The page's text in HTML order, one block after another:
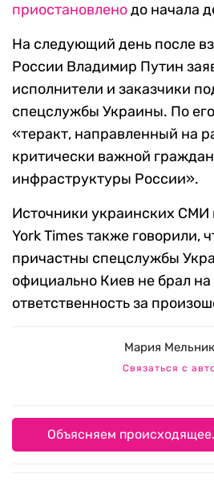
приостановленодо начала
На следующий день после
России Владимир Путин
исполнители и заказчики
спецслужбы Украины. По
«теракт, направленный на
критически важной
инфраструктуры России».
Источники украинских СМИ
York Times также говорили,
причастны спецслужбы
официально Киев не брал на
ответственность за
Мария
Связаться с
Объясняем происходящее.